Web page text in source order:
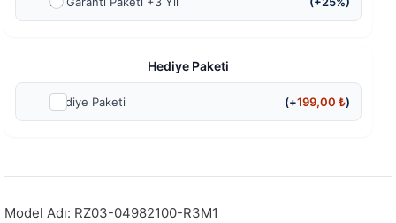
Hediye Paketi
Hediye Paketi (+199,00₺)
Model Adı: RZ03-04982100-R3M1